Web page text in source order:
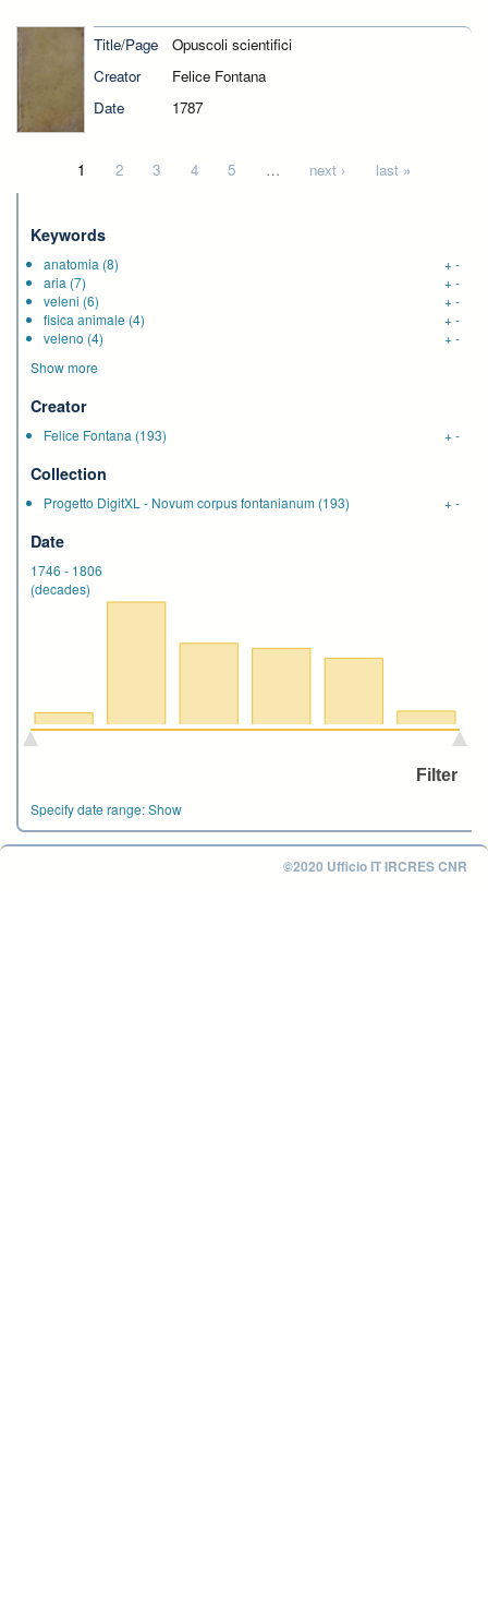
Title/Page
Opuscoli scientifici
Creator
Felice Fontana
Date
1787
1 2 3 4 5 … next › last »
Keywords
anatomia (8) +-
aria (7) +-
veleni (6) +-
fisica animale (4) +-
veleno (4) +-
Show more
Creator
Felice Fontana (193) +-
Collection
Progetto DigitXL - Novum corpus fontanianum (193) +-
Date
1746 - 1806
(decades)
Specify date range:Show
©2020 Ufficio IT IRCRES CNR